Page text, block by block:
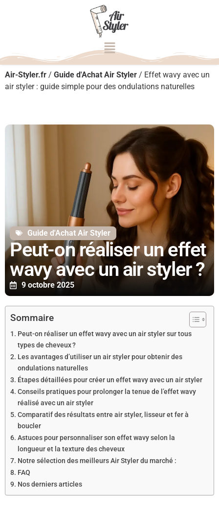
Air-Styler.fr / Guide d'Achat Air Styler / Effet wavy avec un
air styler : guide simple pour des ondulations naturelles
Guide d'Achat Air Styler
Peut-on réaliser un effet
wavy avec un air styler ?
9 octobre 2025
Sommaire
Peut-on réaliser un effet wavy avec un air styler sur tous
types de cheveux ?
Les avantages d’utiliser un air styler pour obtenir des
ondulations naturelles
Étapes détaillées pour créer un effet wavy avec un air styler
Conseils pratiques pour prolonger la tenue de l’effet wavy
réalisé avec un air styler
Comparatif des résultats entre air styler, lisseur et fer à
boucler
Astuces pour personnaliser son effet wavy selon la
longueur et la texture des cheveux
Notre sélection des meilleurs Air Styler du marché :
FAQ
Nos derniers articles